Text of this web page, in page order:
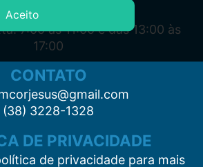
ATENDIMENTO
7:00 às 11:00 e das 13:00 às
17:00
CONTATO
(38) 3228-1328
DE PRIVACIDADE
de privacidade para mais
Aceito